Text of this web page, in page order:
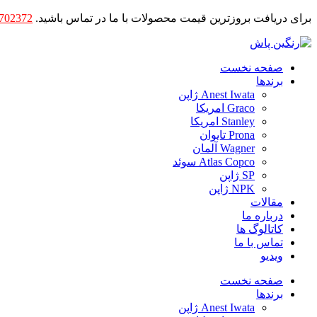
برای دریافت بروزترین قیمت محصولات با ما در تماس باشید.
صفحه نخست
برندها
Anest Iwata ژاپن
Graco امریکا
Stanley امریکا
Prona تایوان
Wagner آلمان
Atlas Copco سوئد
SP ژاپن
NPK ژاپن
مقالات
درباره ما
کاتالوگ ها
تماس با ما
ویدیو
صفحه نخست
برندها
Anest Iwata ژاپن